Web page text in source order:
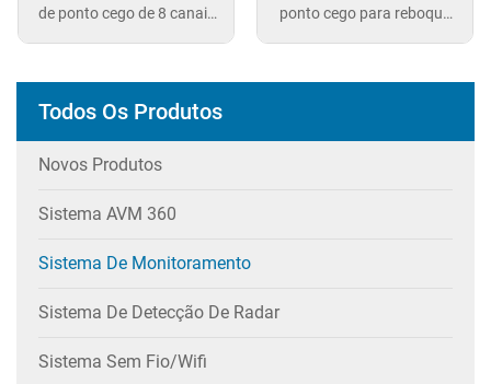
ponto cego para reboque
comerciais
Todos Os Produtos
Novos Produtos
Sistema AVM 360
Sistema De Monitoramento
Sistema De Detecção De Radar
Sistema Sem Fio/wifi